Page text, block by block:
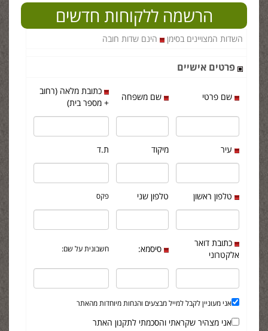
הרשמה ללקוחות חדשים
השדות המצויינים בסימן הינם שדות חובה
פרטים אישיים
שם פרטי שם משפחה
כתובת מלאה (רחוב
+ מספר בית)
עיר מיקוד ת.ד
טלפון ראשון טלפון שני פקס
כתובת דואר
אלקטרוני
סיסמא: חשבונית על שם:
אני מעוניין לקבל למייל מבצעים והנחות מיוחדות מהאתר
אני מצהיר שקראתי והסכמתי לתקנון האתר